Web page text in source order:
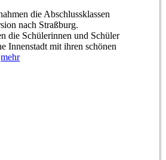
die Abschlussklassen
nach Straßburg.
die Schülerinnen und Schüler
Innenstadt mit ihren schönen
mehr